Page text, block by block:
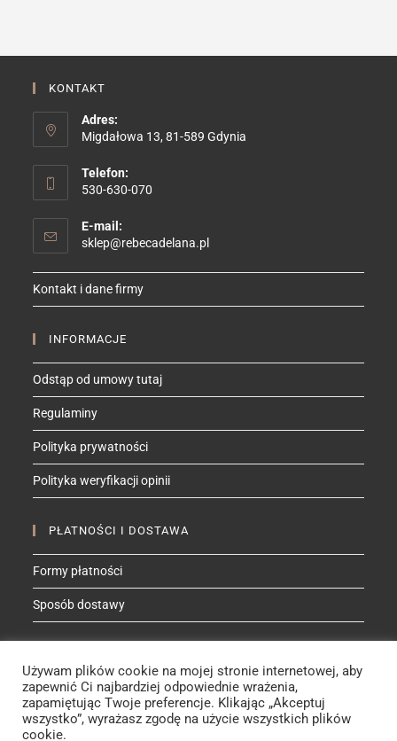
KONTAKT
Adres:
Migdałowa 13, 81-589 Gdynia
Telefon:
530-630-070
E-mail:
sklep@rebecadelana.plOpens
your
Kontakt i dane firmy
INFORMACJE
Odstąp od umowy tutaj
Regulaminy
Polityka prywatności
Polityka weryfikacji opinii
PŁATNOŚCI I DOSTAWA
Formy płatności
Sposób dostawy
FacebookInstagramYouTube
Etsy
Używam plików cookie na mojej stronie internetowej, aby
zapewnić Ci najbardziej odpowiednie wrażenia,
zapamiętując Twoje preferencje. Klikając „Akceptuj
wszystko”, wyrażasz zgodę na użycie wszystkich plików
cookie.